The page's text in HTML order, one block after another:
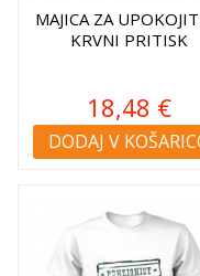
MAJICA ZA
KRVNI PRITISK
18,48 €
DODAJ V